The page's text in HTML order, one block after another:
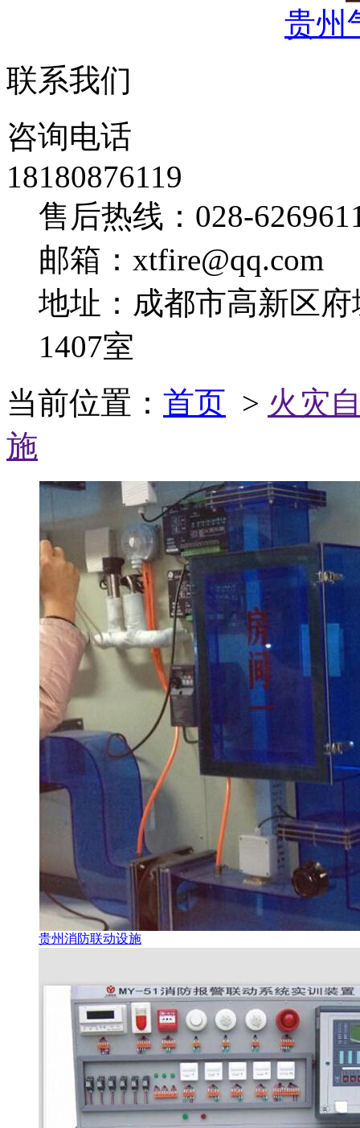
贵州
联系我们
咨询电话
18180876119
售后热线：028-
邮箱：xtfire@qq.com
地址：成都市高新区
1407室
当前位置： 首页 > 火灾
施
贵州消防联动设施